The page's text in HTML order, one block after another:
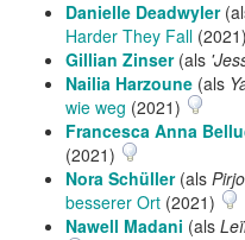
Danielle Deadwyler
Harder They Fall (2021)
Gillian Zinser(als
Nailia Harzoune (als
wie weg (2021)
Francesca Anna
(2021)
Nora Schüller(als
besserer Ort (2021)
Nawell Madani (als